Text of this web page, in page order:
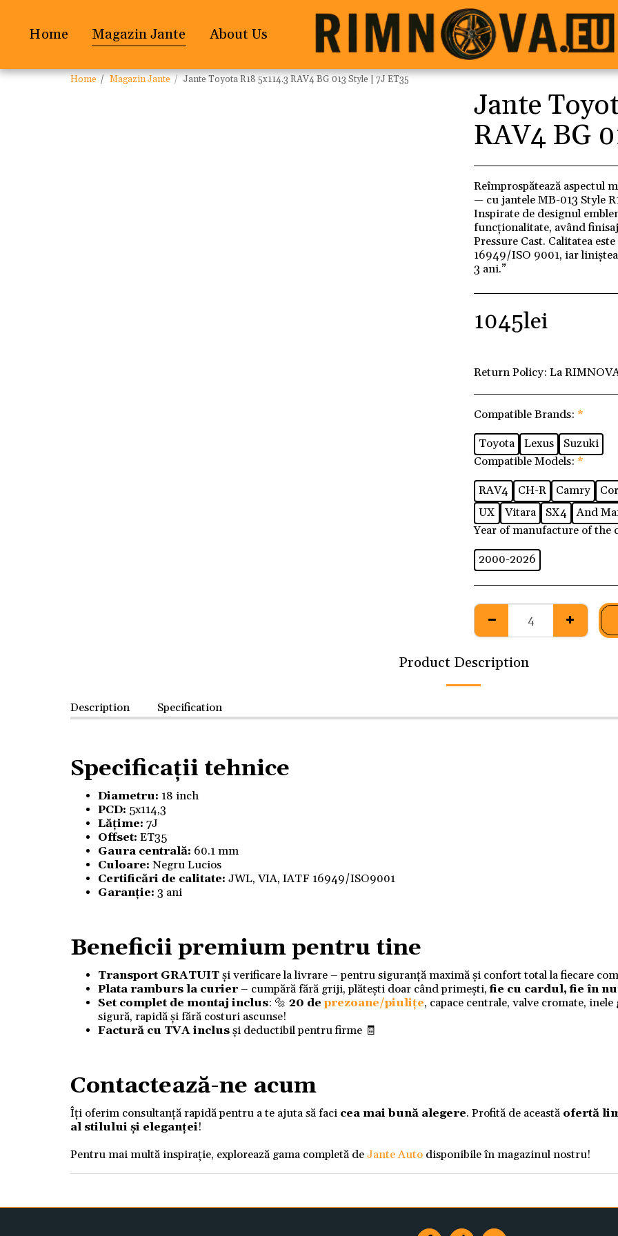
Home Magazin Jante About Us
Home Magazin Jante Jante Toyota R18 5x114.3 RAV4 BG 013 Style | 7J ET35
Jante
RAV4 BG
Reîmprospătează aspectul
— cu jantele MB-013 Style
Inspirate de designul
funcționalitate, având
Pressure Cast. Calitatea
16949/ISO 9001, iar
3 ani.”
1045lei
Return Policy: La
Compatible Brands: *
Toyota
Lexus
Suzuki
Compatible Models: *
RAV4
CH-R Camry
UX
Vitara SX4
And
Year of manufacture of the
2000-2026
Product Description
Description Specification
Specificații tehnice
Diametru: 18 inch
PCD: 5x114,3
Lățime: 7J
Offset: ET35
Gaura centrală: 60.1 mm
Culoare: Negru Lucios
Certificări de calitate: JWL, VIA, IATF 16949/ISO9001
Garanție: 3 ani
Beneficii premium pentru tine
Transport GRATUITși verificare la livrare – pentru siguranță maximă și confort total la fiecare
Plata ramburs la curier– cumpără fără griji, plătești doar când primești,fie cu cardul, fie în
Set complet de montaj inclus: 🔩 20 deprezoane/piulițe, capace centrale, valve cromate,
sigură, rapidă și fără costuri ascunse!
Factură cu TVA inclusși deductibil pentru firme 🧾
Contactează-ne acum
Îți oferim consultanță rapidă pentru a te ajuta să faci cea mai bună alegere. Profită de această ofertă
al stilului și eleganței!
Pentru mai multă inspirație, explorează gama completă deJante Auto disponibile în magazinul nostru!